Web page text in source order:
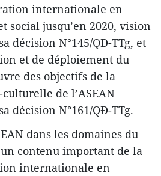
internationale en
social jusqu’en 2020, vision
décision N°145/QĐ-TTg, et
et de déploiement du
des objectifs de la
de l’ASEAN
décision N°161/QĐ-TTg.
dans les domaines du
contenu important de la
internationale en